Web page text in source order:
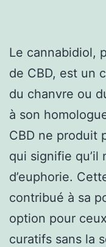
Le cannabidiol,
de CBD, est un
du chanvre ou
à son
CBD ne produit
qui signifie qu’il
d’euphorie.
contribué à sa
option pour
curatifs sans la